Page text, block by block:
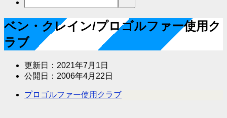
ベン・クレイン/プロゴルファー使用ク
ラブ
更新日： 2021年7月1日
公開日： 2006年4月22日
プロゴルファー使用クラブ